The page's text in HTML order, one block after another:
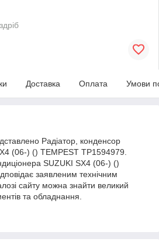
Доставка Оплата Умови
Радіатор, конденсор
(06-) () TEMPEST TP1594979.
SUZUKI SX4 (06-) ()
заявленим технічним
сайту можна знайти великий
та обладнання.